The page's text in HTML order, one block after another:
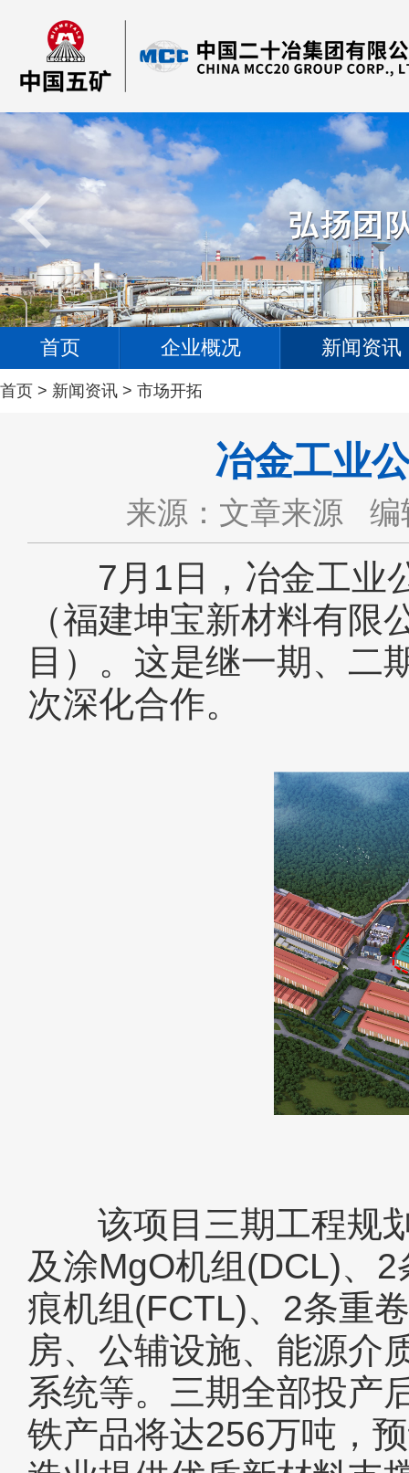
首页 企业概况 新闻资讯
首页 > 新闻资讯 > 市场开拓
冶金工业
来源：文章来源 编
7月1日，冶金工业公
（福建坤宝新材料有
目）。这是继一期、二
次深化合作。
该项目三期工程规划
及涂MgO机组(DCL)、
痕机组(FCTL)、2条重
房、公辅设施、能源介
系统等。三期全部投产
铁产品将达256万吨，